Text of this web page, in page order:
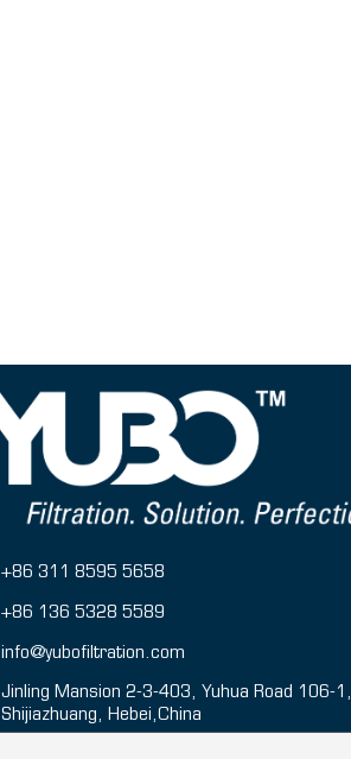
+86 311 8595 5658
+86 136 5328 5589
info@yubofiltration.com
Jinling Mansion 2-3-403, Yuhua Road 106-1,
Shijiazhuang, Hebei,China